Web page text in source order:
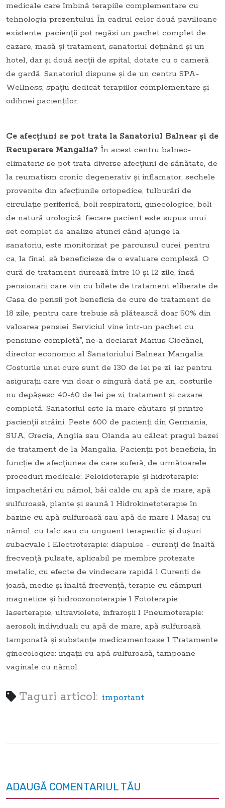
medicale care îmbină terapiile complementare cu
tehnologia prezentului. În cadrul celor două pavilioane
existente, pacienţii pot regăsi un pachet complet de
cazare, masă şi tratament, sanatoriul deţinând şi un
hotel, dar şi două secţii de spital, dotate cu o cameră
de gardă. Sanatoriul dispune şi de un centru SPA-
Wellness, spaţiu dedicat terapiilor complementare şi
odihnei pacienţilor.
Ce afecţiuni se pot trata la Sanatoriul Balnear şi de
Recuperare Mangalia? În acest centru balneo-
climateric se pot trata diverse afecţiuni de sănătate, de
la reumatism cronic degenerativ şi inflamator, sechele
provenite din afecţiunile ortopedice, tulburări de
circulaţie periferică, boli respiratorii, ginecologice, boli
de natură urologică. fiecare pacient este supus unui
set complet de analize atunci când ajunge la
sanatoriu, este monitorizat pe parcursul curei, pentru
ca, la final, să beneficieze de o evaluare complexă. O
cură de tratament durează între 10 şi 12 zile, însă
pensionarii care vin cu bilete de tratament eliberate de
Casa de pensii pot beneficia de cure de tratament de
18 zile, pentru care trebuie să plătească doar 50% din
valoarea pensiei. Serviciul vine într-un pachet cu
pensiune completă”, ne-a declarat Marius Ciocănel,
director economic al Sanatoriului Balnear Mangalia.
Costurile unei cure sunt de 130 de lei pe zi, iar pentru
asiguraţii care vin doar o singură dată pe an, costurile
nu depăşesc 40-60 de lei pe zi, tratament şi cazare
completă. Sanatoriul este la mare căutare şi printre
pacienţii străini. Peste 600 de pacienţi din Germania,
SUA, Grecia, Anglia sau Olanda au călcat pragul bazei
de tratament de la Mangalia. Pacienţii pot beneficia, în
funcţie de afecţiunea de care suferă, de următoarele
proceduri medicale: Peloidoterapie şi hidroterapie:
împachetări cu nămol, băi calde cu apă de mare, apă
sulfuroasă, plante şi saună l Hidrokinetoterapie în
bazine cu apă sulfuroasă sau apă de mare l Masaj cu
nămol, cu talc sau cu unguent terapeutic şi duşuri
subacvale l Electroterapie: diapulse - curenţi de înaltă
frecvenţă pulsate, aplicabil pe membre protezate
metalic, cu efecte de vindecare rapidă l Curenţi de
joasă, medie şi înaltă frecvenţă, terapie cu câmpuri
magnetice şi hidroozonoterapie l Fototerapie:
laserterapie, ultraviolete, infraroşii l Pneumoterapie:
aerosoli individuali cu apă de mare, apă sulfuroasă
tamponată şi substanţe medicamentoase l Tratamente
ginecologice: irigaţii cu apă sulfuroasă, tampoane
vaginale cu nămol.
Taguri articol: important
ADAUGĂ COMENTARIUL TĂU